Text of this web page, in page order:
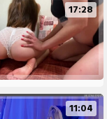
17:28
11:04